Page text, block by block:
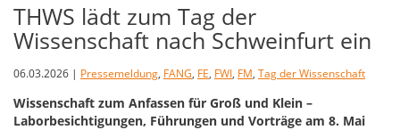
THWS lädt zum Tag der
Wissenschaft nach Schweinfurt ein
06.03.2026 | Pressemeldung, FANG, FE, FWI, FM, Tag der Wissenschaft
Wissenschaft zum Anfassen für Groß und Klein –
Laborbesichtigungen, Führungen und Vorträge am 8. Mai